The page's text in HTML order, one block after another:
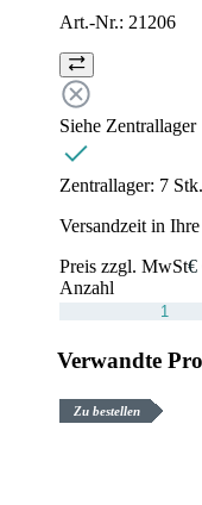
Art.-Nr.: 21206
Siehe Zentrallager
Zentrallager: 7 Stk.
Versandzeit in
Preis zzgl. MwSt€
Anzahl
Verwandte
Zu bestellen